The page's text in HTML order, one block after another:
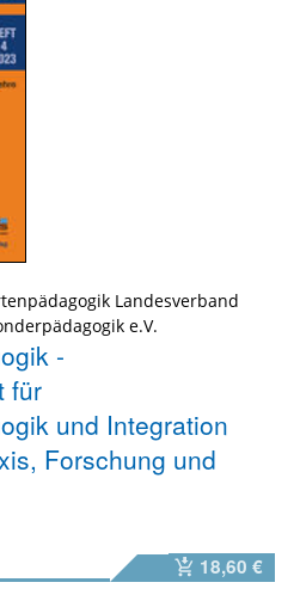
Landesverband
e.V.
-
für
und Integration
Forschung und
18,60 €